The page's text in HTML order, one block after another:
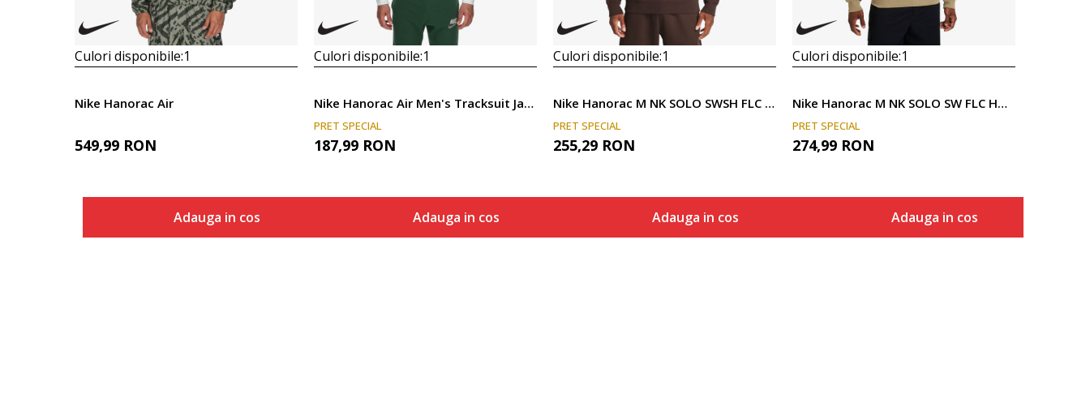
Culori disponibile:1
Nike Hanorac Air
549,99 RON
Adauga in cos
Culori disponibile:1
Nike Hanorac Air Men's Tracksuit Jacket
PRET SPECIAL
187,99 RON
Adauga in cos
Culori disponibile:1
Nike Hanorac M NK SOLO SWSH FLC PO HOODIE
PRET SPECIAL
255,29 RON
Adauga in cos
Culori disponibile:1
Nike Hanorac M NK SOLO SW FLC HOODIE GPX
PRET SPECIAL
274,99 RON
Adauga in cos